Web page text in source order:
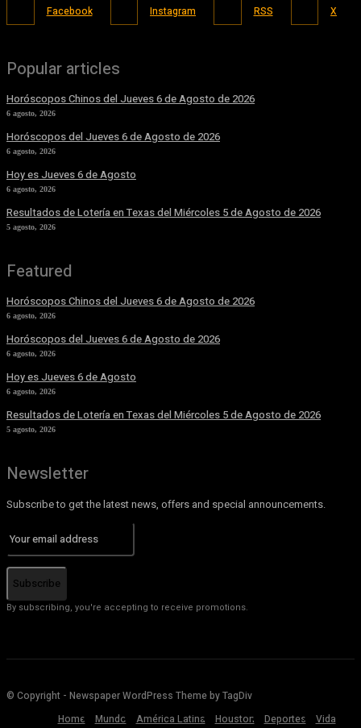
Facebook Instagram RSS X
Popular articles
Horóscopos Chinos del Jueves 6 de Agosto de 2026
6 agosto, 2026
Horóscopos del Jueves 6 de Agosto de 2026
6 agosto, 2026
Hoy es Jueves 6 de Agosto
6 agosto, 2026
Resultados de Lotería en Texas del Miércoles 5 de Agosto de 2026
5 agosto, 2026
Featured
Horóscopos Chinos del Jueves 6 de Agosto de 2026
6 agosto, 2026
Horóscopos del Jueves 6 de Agosto de 2026
6 agosto, 2026
Hoy es Jueves 6 de Agosto
6 agosto, 2026
Resultados de Lotería en Texas del Miércoles 5 de Agosto de 2026
5 agosto, 2026
Newsletter
Subscribe to get the latest news, offers and special announcements.
Subscribe
By subscribing, you're accepting to receive promotions.
© Copyright - Newspaper WordPress Theme by TagDiv
Home
Mundo América Latina Houston Deportes Vida